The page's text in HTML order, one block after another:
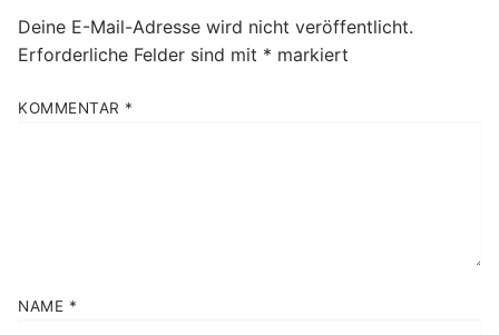
Deine E-Mail-Adresse wird nicht veröffentlicht.
Erforderliche Felder sind mit * markiert
KOMMENTAR *
NAME *